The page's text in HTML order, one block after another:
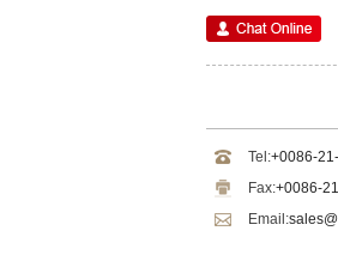
Tel:+0086-
Fax:+0086-
Email: